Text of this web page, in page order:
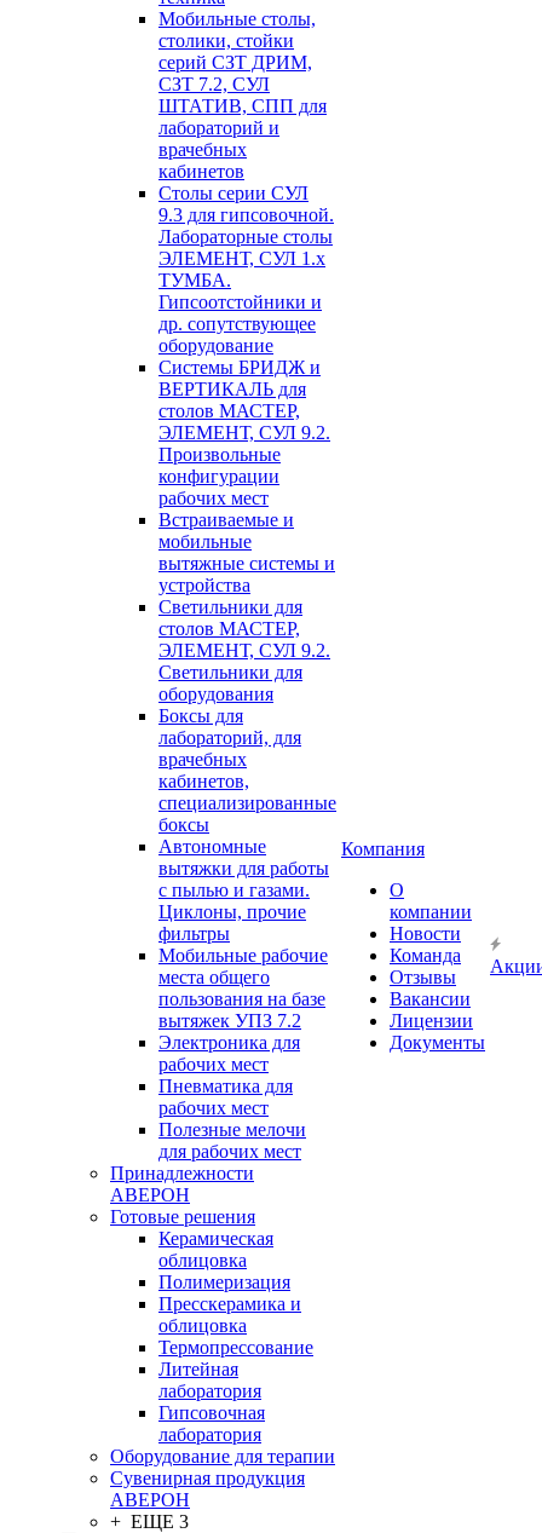
Мобильные столы,
столики, стойки
серий СЗТ ДРИМ,
СЗТ 7.2, СУЛ
ШТАТИВ, СПП для
лабораторий и
врачебных
кабинетов
Столы серии СУЛ
9.3 для гипсовочной.
Лабораторные столы
ЭЛЕМЕНТ, СУЛ 1.х
ТУМБА.
Гипсоотстойники и
др. сопутствующее
оборудование
Системы БРИДЖ и
ВЕРТИКАЛЬ для
столов МАСТЕР,
ЭЛЕМЕНТ, СУЛ 9.2.
Произвольные
конфигурации
рабочих мест
Встраиваемые и
мобильные
вытяжные системы и
устройства
Светильники для
столов МАСТЕР,
ЭЛЕМЕНТ, СУЛ 9.2.
Светильники для
оборудования
Боксы для
лабораторий, для
врачебных
кабинетов,
специализированные
боксы
Автономные
вытяжки для работы
с пылью и газами.
Циклоны, прочие
фильтры
Мобильные рабочие
места общего
пользования на базе
вытяжек УПЗ 7.2
Электроника для
рабочих мест
Пневматика для
рабочих мест
Полезные мелочи
для рабочих мест
Принадлежности
АВЕРОН
Готовые решения
Керамическая
облицовка
Полимеризация
Пресскерамика и
облицовка
Термопрессование
Литейная
лаборатория
Гипсовочная
лаборатория
Оборудование для терапии
Сувенирная продукция
АВЕРОН
+ ЕЩЕ 3
Компания
О
компании
Новости
Команда
Отзывы
Вакансии
Лицензии
Документы